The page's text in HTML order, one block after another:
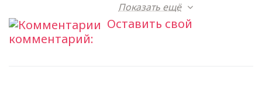
Показать ещё
Оставить свой
комментарий: